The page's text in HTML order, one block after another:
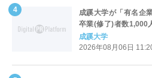
成蹊大学が「有名企
卒業(修了)者数1,000
全国第1位を獲得！
4.3pt）に伸長、東京
成蹊大学
2026年08月06日